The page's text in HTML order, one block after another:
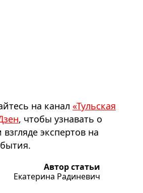
на канал «Тульская
, чтобы узнавать о
взгляде экспертов на
Автор статьи
Екатерина Радиневич